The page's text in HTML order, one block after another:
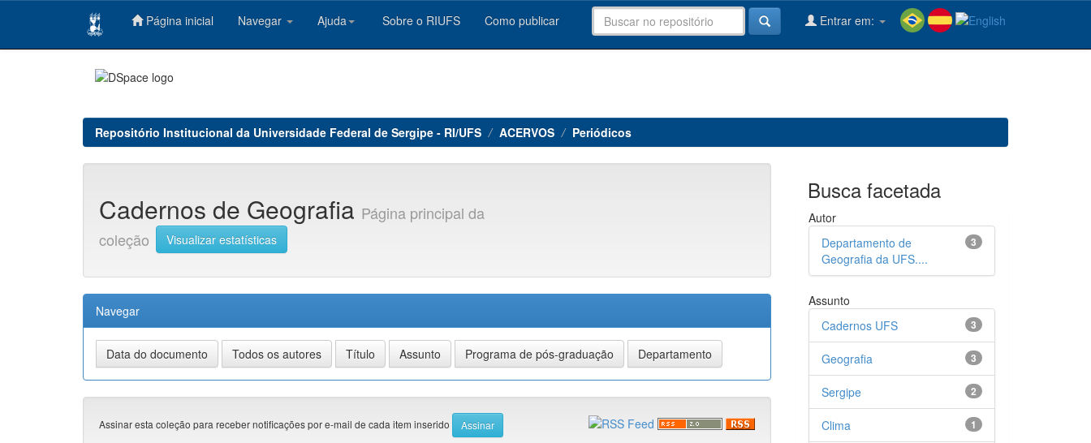
Página inicial Navegar Ajuda Sobre o RIUFS Como publicar Entrar em:
Repositório Institucional da Universidade Federal de Sergipe - RI/UFS ACERVOS Periódicos
Cadernos de Geografia Página principal da
coleção
Visualizar estatísticas
Navegar
Assinar esta coleção para receber notificações por e-mail de cada item inserido
Busca facetada
Autor
3
Departamento de
Geografia da UFS....
Assunto
3
Cadernos UFS
3
Geografia
2
Sergipe
1
Clima